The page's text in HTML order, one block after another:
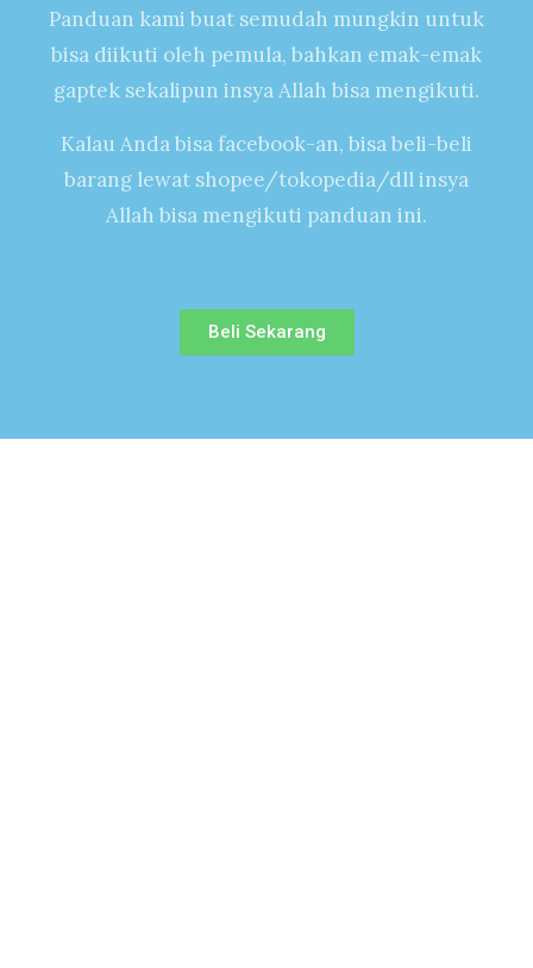
Panduan kami buat semudah mungkin untuk
bisa diikuti oleh pemula, bahkan emak-emak
gaptek sekalipun insya Allah bisa mengikuti.
Kalau Anda bisa facebook-an, bisa beli-beli
barang lewat shopee/tokopedia/dll insya
Allah bisa mengikuti panduan ini.
Beli Sekarang